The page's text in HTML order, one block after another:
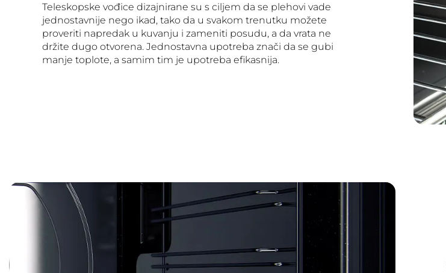
Teleskopske vođice dizajnirane su s ciljem da se plehovi vade
jednostavnije nego ikad, tako da u svakom trenutku možete
proveriti napredak u kuvanju i zameniti posudu, a da vrata ne
držite dugo otvorena. Jednostavna upotreba znači da se gubi
manje toplote, a samim tim je upotreba efikasnija.